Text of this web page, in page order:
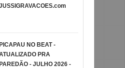
NO BEAT -
PRA
- JULHO 2026 -